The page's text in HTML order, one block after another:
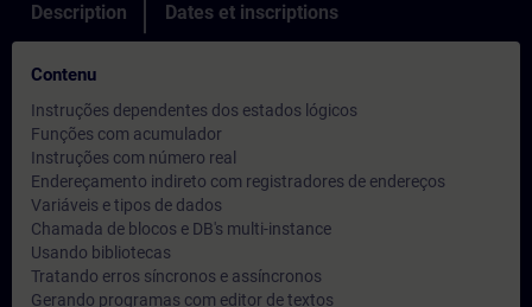
Description Dates et inscriptions
Contenu
Instruções dependentes dos estados lógicos
Funções com acumulador
Instruções com número real
Endereçamento indireto com registradores de endereços
Variáveis e tipos de dados
Chamada de blocos e DB's multi-instance
Usando bibliotecas
Tratando erros síncronos e assíncronos
Gerando programas com editor de textos